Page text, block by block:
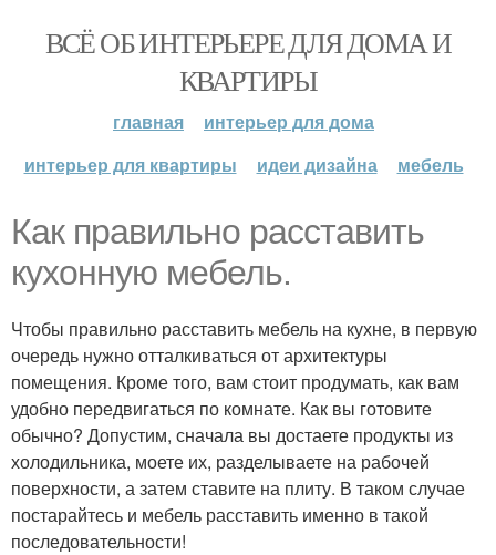
ВСЁ ОБ ИНТЕРЬЕРЕ ДЛЯ ДОМА И
КВАРТИРЫ
главная
интерьер для дома
интерьер для квартиры
идеи дизайна мебель
Как правильно расставить
кухонную мебель.
Чтобы правильно расставить мебель на кухне, в первую
очередь нужно отталкиваться от архитектуры
помещения. Кроме того, вам стоит продумать, как вам
удобно передвигаться по комнате. Как вы готовите
обычно? Допустим, сначала вы достаете продукты из
холодильника, моете их, разделываете на рабочей
поверхности, а затем ставите на плиту. В таком случае
постарайтесь и мебель расставить именно в такой
последовательности!